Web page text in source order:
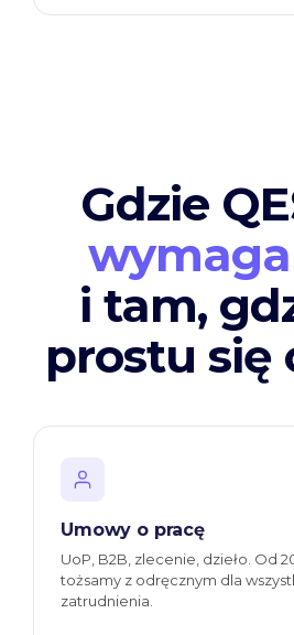
Gdzie
i tam,
prostu się
Umowy o pracę
UoP, B2B, zlecenie, dzieło. Od
tożsamy z odręcznym dla
zatrudnienia.